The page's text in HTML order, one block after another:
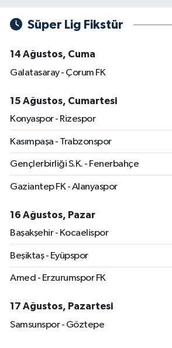
Süper Lig Fikstür
14 Ağustos, Cuma
Galatasaray - Çorum FK
15 Ağustos, Cumartesi
Konyaspor - Rizespor
Kasımpaşa - Trabzonspor
Gençlerbirliği S.K. - Fenerbahçe
Gaziantep FK - Alanyaspor
16 Ağustos, Pazar
Başakşehir - Kocaelispor
Beşiktaş - Eyüpspor
Amed - Erzurumspor FK
17 Ağustos, Pazartesi
Samsunspor - Göztepe